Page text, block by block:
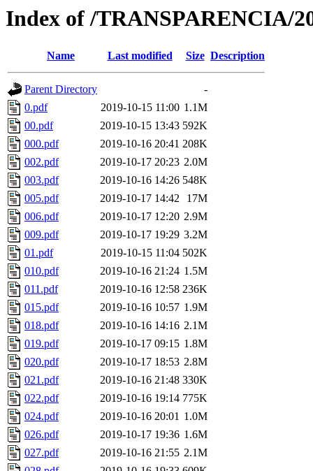
Index of /TRANSPARENCIA/
Name Last modified Size Description
Parent Directory
-
0.pdf
2019-10-15 11:00 1.1M
00.pdf
2019-10-15 13:43 592K
000.pdf
2019-10-16 20:41 208K
002.pdf
2019-10-17 20:23 2.0M
003.pdf
2019-10-16 14:26 548K
005.pdf
2019-10-17 14:42
17M
006.pdf
2019-10-17 12:20 2.9M
009.pdf
2019-10-17 19:29 3.2M
01.pdf
2019-10-15 11:04 502K
010.pdf
2019-10-16 21:24 1.5M
011.pdf
2019-10-16 12:58 236K
015.pdf
2019-10-16 10:57 1.9M
018.pdf
2019-10-16 14:16 2.1M
019.pdf
2019-10-17 09:15 1.8M
020.pdf
2019-10-17 18:53 2.8M
021.pdf
2019-10-16 21:48 330K
022.pdf
2019-10-16 19:14 775K
024.pdf
2019-10-16 20:01 1.0M
026.pdf
2019-10-17 19:36 1.6M
027.pdf
2019-10-16 21:55 2.1M